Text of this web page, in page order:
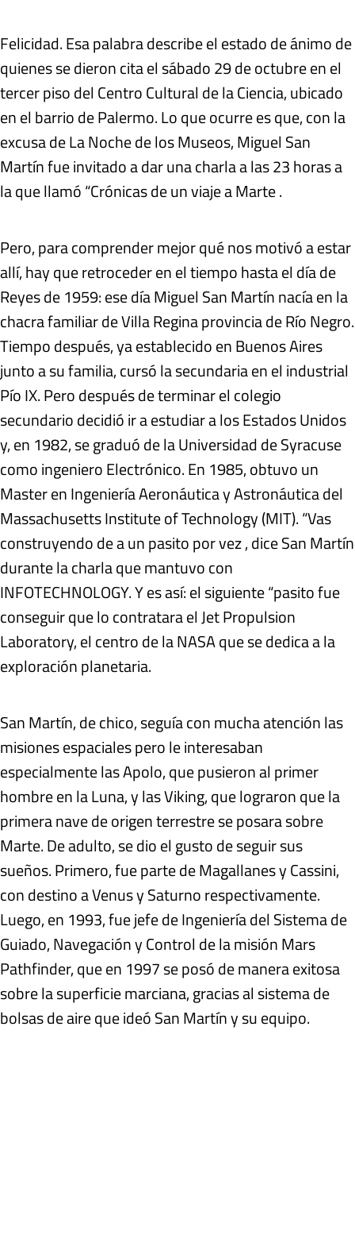
Felicidad. Esa palabra describe el estado de ánimo de
quienes se dieron cita el sábado 29 de octubre en el
tercer piso del Centro Cultural de la Ciencia, ubicado
en el barrio de Palermo. Lo que ocurre es que, con la
excusa de La Noche de los Museos, Miguel San
Martín fue invitado a dar una charla a las 23 horas a
la que llamó “Crónicas de un viaje a Marte .
Pero, para comprender mejor qué nos motivó a estar
allí, hay que retroceder en el tiempo hasta el día de
Reyes de 1959: ese día Miguel San Martín nacía en la
chacra familiar de Villa Regina provincia de Río Negro.
Tiempo después, ya establecido en Buenos Aires
junto a su familia, cursó la secundaria en el industrial
Pío IX. Pero después de terminar el colegio
secundario decidió ir a estudiar a los Estados Unidos
y, en 1982, se graduó de la Universidad de Syracuse
como ingeniero Electrónico. En 1985, obtuvo un
Master en Ingeniería Aeronáutica y Astronáutica del
Massachusetts Institute of Technology (MIT). “Vas
construyendo de a un pasito por vez , dice San Martín
durante la charla que mantuvo con
INFOTECHNOLOGY. Y es así: el siguiente “pasito fue
conseguir que lo contratara el Jet Propulsion
Laboratory, el centro de la NASA que se dedica a la
exploración planetaria.
San Martín, de chico, seguía con mucha atención las
misiones espaciales pero le interesaban
especialmente las Apolo, que pusieron al primer
hombre en la Luna, y las Viking, que lograron que la
primera nave de origen terrestre se posara sobre
Marte. De adulto, se dio el gusto de seguir sus
sueños. Primero, fue parte de Magallanes y Cassini,
con destino a Venus y Saturno respectivamente.
Luego, en 1993, fue jefe de Ingeniería del Sistema de
Guiado, Navegación y Control de la misión Mars
Pathfinder, que en 1997 se posó de manera exitosa
sobre la superficie marciana, gracias al sistema de
bolsas de aire que ideó San Martín y su equipo.